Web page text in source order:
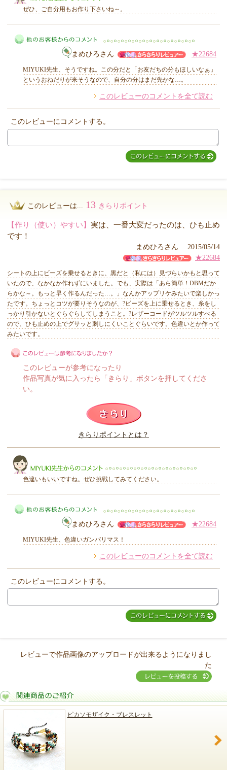
ぜひ、ご自分用もお作り下さいね～。
他のお客様からのコメント
まめひろさん ★22684
MIYUKI先生、そうですね。この分だと「お友だちの分もほしいなぁ」
というおねだりが来そうなので、自分の分はまだ先かな…。
このレビューのコメントを全て読む
このレビューにコメントする。
このレビューは... 13 きらりポイント
【作り（使い）やすい】 実は、一番大変だったのは、ひも止め
です！
まめひろさん 2015/05/14
★22684
シートの上にビーズを乗せるときに、黒だと（私には）見づらいかもと思って
いたので、なかなか作れずにいました。でも、実際は「あら簡単！DBMだか
らかな～。もっと早く作るんだった…。」なんかアップリケみたいで楽しかっ
たです。ちょっとコツが要りそうなのが、?ビーズを上に乗せるとき、糸をし
っかり引かないとぐらぐらしてしまうこと。?レザーコードがツルツルすべる
ので、ひも止めの上でグサッと刺しにくいことぐらいです。色違いとか作って
みたいです。
このレビューは参考になりましたか？
このレビューが参考になったり
作品写真が気に入ったら「きらり」ボタンを押してくださ
い。
きらりポイントとは？
色違いもいいですね。ぜひ挑戦してみてください。
他のお客様からのコメント
まめひろさん ★22684
MIYUKI先生、色違いガンバリマス！
このレビューのコメントを全て読む
このレビューにコメントする。
レビューで作品画像のアップロードが出来るようになりまし
た
ピカソモザイク・ブレスレット